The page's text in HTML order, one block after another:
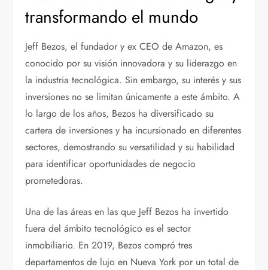
transformando el mundo
Jeff Bezos, el fundador y ex CEO de Amazon, es
conocido por su visión innovadora y su liderazgo en
la industria tecnológica. Sin embargo, su interés y sus
inversiones no se limitan únicamente a este ámbito. A
lo largo de los años, Bezos ha diversificado su
cartera de inversiones y ha incursionado en diferentes
sectores, demostrando su versatilidad y su habilidad
para identificar oportunidades de negocio
prometedoras.
Una de las áreas en las que Jeff Bezos ha invertido
fuera del ámbito tecnológico es el sector
inmobiliario. En 2019, Bezos compró tres
departamentos de lujo en Nueva York por un total de